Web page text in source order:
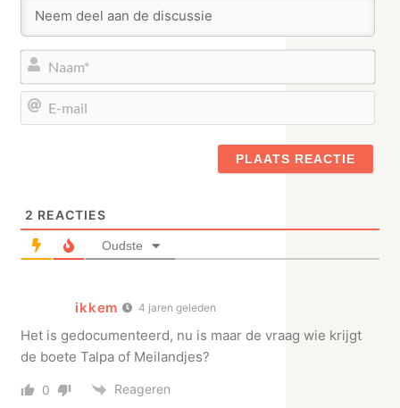
2 REACTIES
Oudste
ikkem 4 jaren geleden
Het is gedocumenteerd, nu is maar de vraag wie krijgt
de boete Talpa of Meilandjes?
0 Reageren